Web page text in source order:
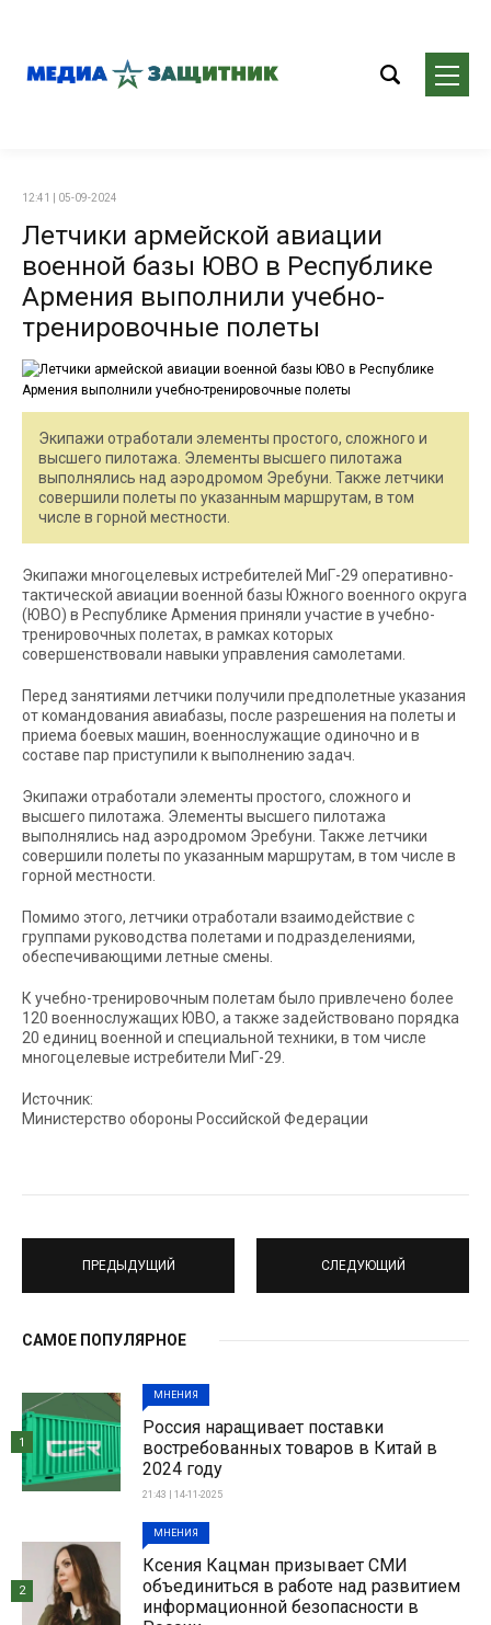
12:41 | 05-09-2024
Летчики армейской авиации
военной базы ЮВО в Республике
Армения выполнили учебно-
тренировочные полеты
Экипажи отработали элементы простого, сложного и
высшего пилотажа. Элементы высшего пилотажа
выполнялись над аэродромом Эребуни. Также летчики
совершили полеты по указанным маршрутам, в том
числе в горной местности.
Экипажи многоцелевых истребителей МиГ-29 оперативно-
тактической авиации военной базы Южного военного округа
(ЮВО) в Республике Армения приняли участие в учебно-
тренировочных полетах, в рамках которых
совершенствовали навыки управления самолетами.
Перед занятиями летчики получили предполетные указания
от командования авиабазы, после разрешения на полеты и
приема боевых машин, военнослужащие одиночно и в
составе пар приступили к выполнению задач.
Экипажи отработали элементы простого, сложного и
высшего пилотажа. Элементы высшего пилотажа
выполнялись над аэродромом Эребуни. Также летчики
совершили полеты по указанным маршрутам, в том числе в
горной местности.
Помимо этого, летчики отработали взаимодействие с
группами руководства полетами и подразделениями,
обеспечивающими летные смены.
К учебно-тренировочным полетам было привлечено более
120 военнослужащих ЮВО, а также задействовано порядка
20 единиц военной и специальной техники, в том числе
многоцелевые истребители МиГ-29.
Источник:
Министерство обороны Российской Федерации
ПРЕДЫДУЩИЙ СЛЕДУЮЩИЙ
САМОЕ ПОПУЛЯРНОЕ
МНЕНИЯ
Россия наращивает поставки
востребованных товаров в Китай в
2024 году
21:43 | 14-11-2025
1
МНЕНИЯ
Ксения Кацман призывает СМИ
объединиться в работе над развитием
информационной безопасности в
2